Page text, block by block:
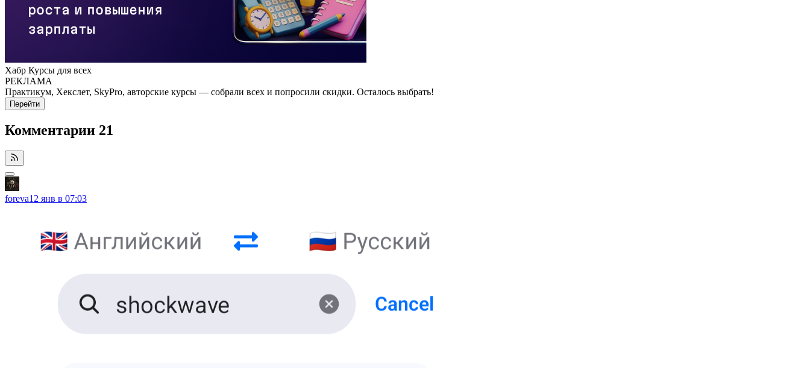
Хабр Курсы для всех
РЕКЛАМА
Практикум, Хекслет, SkyPro, авторские курсы — собрали всех и попросили скидки. Осталось выбрать!
Перейти
Комментарии 21
foreva12 янв в 07:03